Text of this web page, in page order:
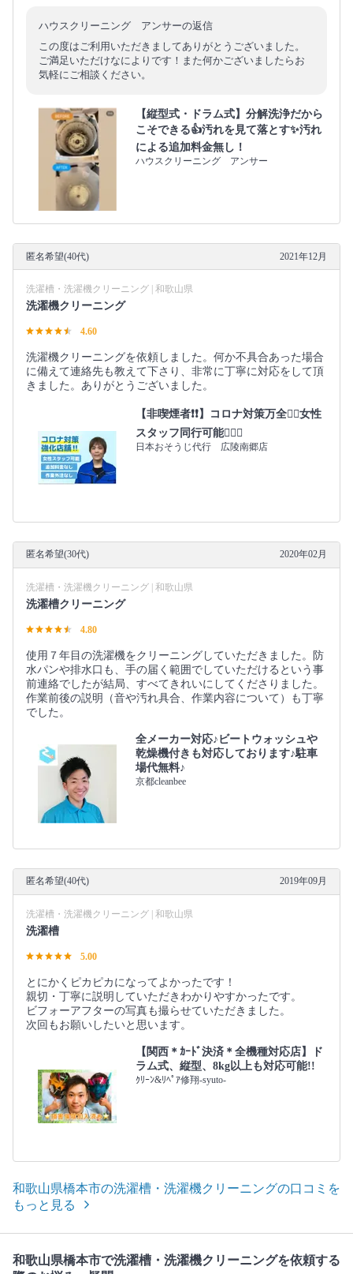
ハウスクリーニング アンサーの返信
この度はご利用いただきましてありがとうございました。
ご満足いただけなによりです！また何かございましたらお
気軽にご相談ください。
【縦型式・ドラム式】分解洗浄だから
こそできる👍汚れを見て落とす✨汚れ
による追加料金無し！
ハウスクリーニング アンサー
匿名希望(40代) 2021年12月
洗濯槽・洗濯機クリーニング | 和歌山県
洗濯機クリーニング
4.60
洗濯機クリーニングを依頼しました。何か不具合あった場合
に備えて連絡先も教えて下さり、非常に丁寧に対応をして頂
きました。ありがとうございました。
【非喫煙者❗️❗️】コロナ対策万全🙆‍♂️女性
スタッフ同行可能🙆‍♀️✨
日本おそうじ代行 広陵南郷店
匿名希望(30代) 2020年02月
洗濯槽・洗濯機クリーニング | 和歌山県
洗濯槽クリーニング
4.80
使用７年目の洗濯機をクリーニングしていただきました。防
水パンや排水口も、手の届く範囲でしていただけるという事
前連絡でしたが結局、すべてきれいにしてくださりました。
作業前後の説明（音や汚れ具合、作業内容について）も丁寧
でした。
全メーカー対応♪ビートウォッシュや
乾燥機付きも対応しております♪駐車
場代無料♪
京都cleanbee
匿名希望(40代) 2019年09月
洗濯槽・洗濯機クリーニング | 和歌山県
洗濯槽
5.00
とにかくピカピカになってよかったです！
親切・丁寧に説明していただきわかりやすかったです。
ビフォーアフターの写真も撮らせていただきました。
次回もお願いしたいと思います。
【関西＊ｶｰﾄﾞ決済＊全機種対応店】ド
ラム式、縦型、8kg以上も対応可能!!
ｸﾘｰﾝ&ﾘﾍﾟｱ修翔-syuto-
和歌山県橋本市の洗濯槽・洗濯機クリーニングの口コミを
もっと見る
和歌山県橋本市で洗濯槽・洗濯機クリーニングを依頼する